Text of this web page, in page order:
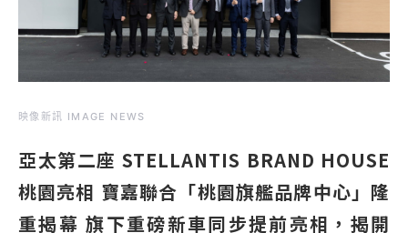
映像新訊 IMAGE NEWS
亞太第二座 STELLANTIS BRAND HOUSE
桃園亮相 寶嘉聯合「桃園旗艦品牌中心」隆
重揭幕 旗下重磅新車同步提前亮相，揭開